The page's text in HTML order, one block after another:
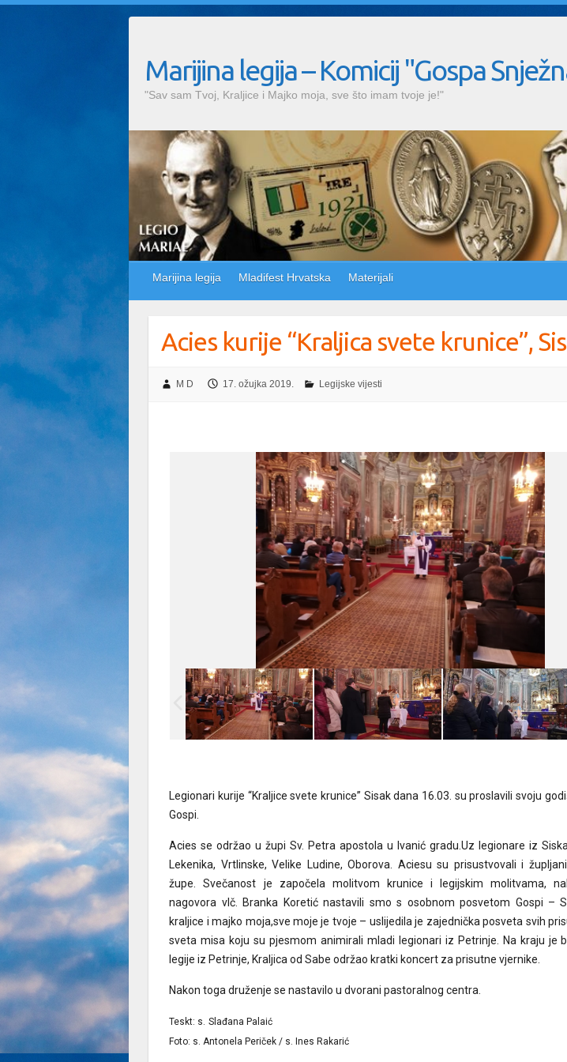
Marijina legija – Komicij "Gospa
"Sav sam Tvoj, Kraljice i Majko moja, sve što imam tvoje je!"
Marijina legija Mladifest Hrvatska Materijali
Acies kurije “Kraljica svete krunice”,
M D 17. ožujka 2019. Legijske vijesti
Legionari kurije “Kraljice svete krunice” Sisak dana 16.03. su proslavili svoju
Gospi.
Acies se održao u župi Sv. Petra apostola u Ivanić gradu.Uz legionare iz
Lekenika, Vrtlinske, Velike Ludine, Oborova. Aciesu su prisustvovali i
župe. Svečanost je započela molitvom krunice i legijskim molitvama,
nagovora vlč. Branka Koretić nastavili smo s osobnom posvetom Gospi –
kraljice i majko moja,sve moje je tvoje – uslijedila je zajednička posveta svih
sveta misa koju su pjesmom animirali mladi legionari iz Petrinje. Na kraju je
legije iz Petrinje, Kraljica od Sabe održao kratki koncert za prisutne vjernike.
Nakon toga druženje se nastavilo u dvorani pastoralnog centra.
Teskt: s. Slađana
Foto: s. Antonela Periček / s. Ines Rakarić